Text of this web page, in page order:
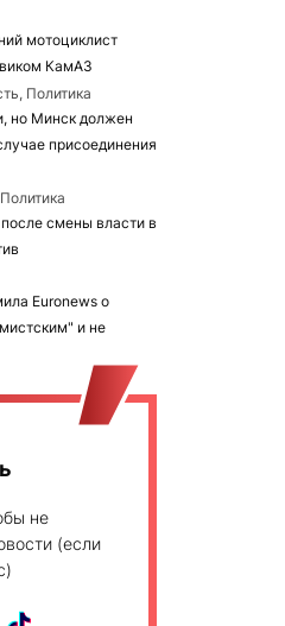
мотоциклист
КамАЗ
Политика
но Минск должен
присоединения
смены власти в
Euronews о
и не
не
(если